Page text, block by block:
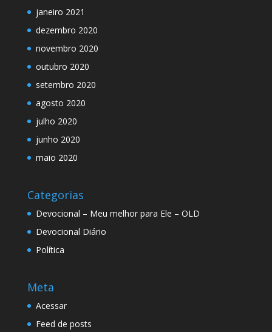
janeiro 2021
dezembro 2020
novembro 2020
outubro 2020
setembro 2020
agosto 2020
julho 2020
junho 2020
maio 2020
Categorias
Devocional – Meu melhor para Ele – OLD
Devocional Diário
Política
Meta
Acessar
Feed de posts